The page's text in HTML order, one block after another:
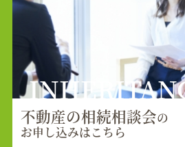
不動産の相続相談会の
お申し込みはこちら